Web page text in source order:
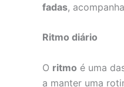
fadas,
Ritmo diário
O ritmo é uma
a manter uma